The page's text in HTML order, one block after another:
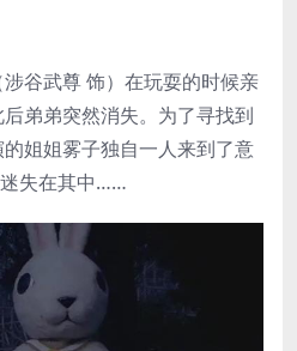
谷武尊 饰）在玩耍的时候亲
弟弟突然消失。为了寻找到
姐姐雾子独自一人来到了意
迷失在其中……